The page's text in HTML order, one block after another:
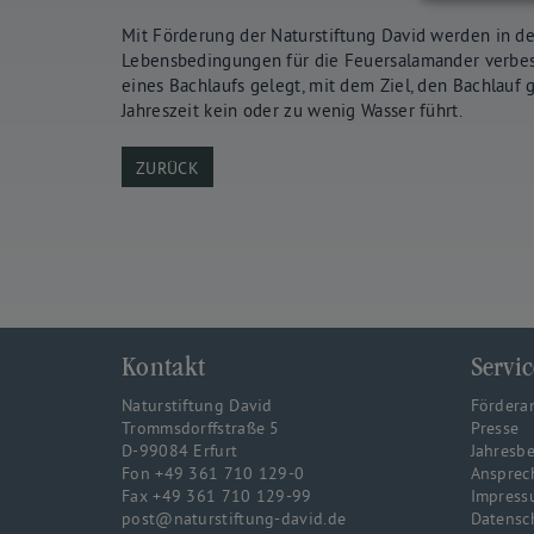
Mit Förderung der Naturstiftung David werden in
Lebensbedingungen für die Feuersalamander
eines Bachlaufs gelegt, mit dem Ziel, den
Jahreszeit kein oder zu wenig Wasser führt.
ZURÜCK
Kontakt
Naturstiftung David
Trommsdorffstraße 5
D-99084 Erfurt
Fon +49 361 710 129-0
Fax +49 361 710 129-99
post@naturstiftung-david.de
Presse